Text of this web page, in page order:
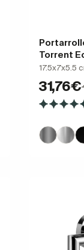
Torrent
17.5x7x5.5
31,76€